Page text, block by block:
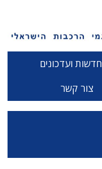
חדשות ועדכונים
צור קשר